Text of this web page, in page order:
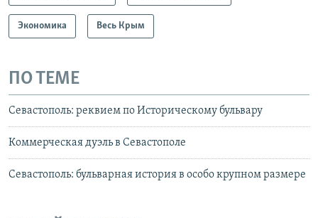
Экономика Весь Крым
ПО ТЕМЕ
Севастополь: реквием по Историческому бульвару
Коммерческая дуэль в Севастополе
Севастополь: бульварная история в особо крупном размере